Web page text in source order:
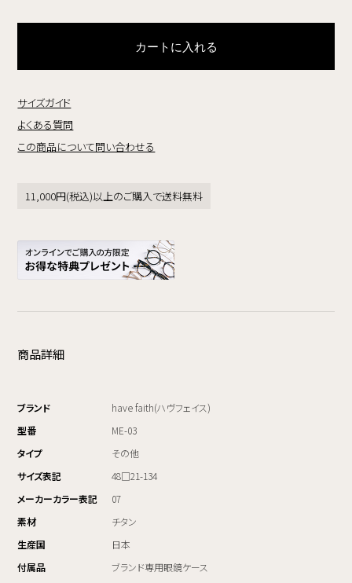
カートに入れる
サイズガイド
よくある質問
この商品について問い合わせる
11,000円(税込)以上のご購入で送料無料
商品詳細
ブランド
have faith(ハヴフェイス)
型番
ME-03
タイプ
その他
サイズ表記
48□21-134
メーカーカラー表記
07
素材
チタン
生産国
日本
付属品
ブランド専用眼鏡ケース